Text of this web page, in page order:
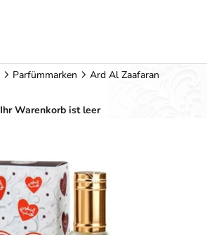
Parfümmarken
Ard Al Zaafaran
Ihr Warenkorb ist leer